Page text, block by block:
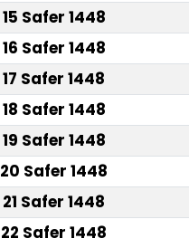
15 Safer 1448
16 Safer 1448
17 Safer 1448
18 Safer 1448
19 Safer 1448
20 Safer 1448
21 Safer 1448
22 Safer 1448